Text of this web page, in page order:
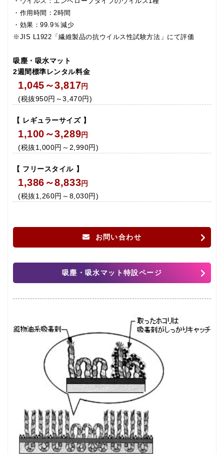
・作用時間：2時間
・効果：99.9％減少
※JIS L1922「繊維製品の抗ウイルス性試験方法」にて評価
吸塵・吸水マット
2週間標準レンタル料金
1,045～3,817円
(税抜950円～3,470円)
【 レギュラーサイズ 】
1,100～3,289円
(税抜1,000円～2,990円)
【 フリースタイル 】
1,386～8,833円
(税抜1,260円～8,030円)
お問い合わせ
吸塵・吸水マット特設ページ